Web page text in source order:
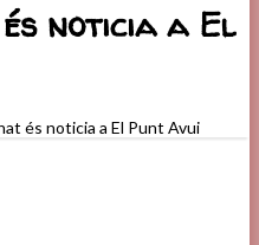
noticia a El
és noticia a El Punt Avui